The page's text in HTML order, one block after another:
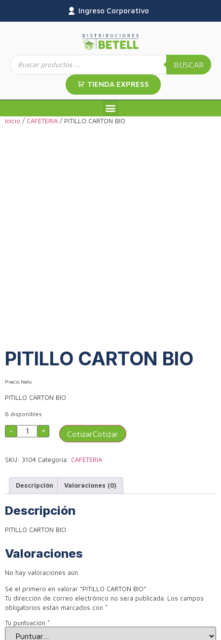
Ingreso Corporativo
BUSCAR
TIENDA EXPRESS
Inicio / CAFETERIA / PITILLO CARTON BIO
PITILLO CARTON BIO
Precio Neto
PITILLO CARTON BIO
6 disponibles
- + Cotizar
SKU: 3104 Categoría: CAFETERIA
Descripción Valoraciones (0)
Descripción
PITILLO CARTON BIO
Valoraciones
No hay valoraciones aún.
Sé el primero en valorar “PITILLO CARTON BIO”
Tu dirección de correo electrónico no será publicada. Los campos
obligatorios están marcados con *
Tu puntuación *